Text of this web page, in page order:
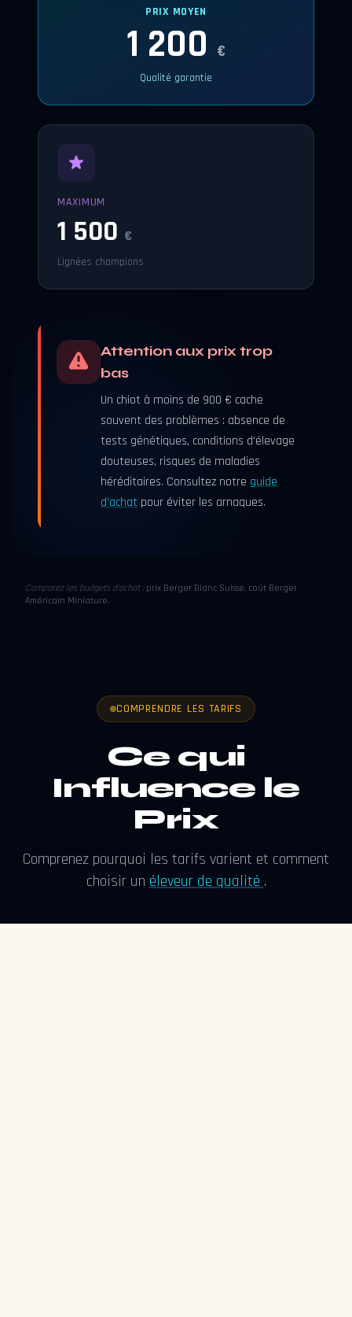
PRIX MOYEN
1 200 €
Qualité garantie
MAXIMUM
1 500 €
Lignées champions
Attention aux prix trop
bas
Un chiot à moins de 900 € cache
souvent des problèmes : absence de
tests génétiques, conditions d'élevage
douteuses, risques de maladies
héréditaires. Consultez notre guide
d'achat pour éviter les arnaques.
Comparez les budgets d'achat : prix Berger Blanc Suisse, coût Berger
Américain Miniature.
COMPRENDRE LES TARIFS
Ce qui
Influence le
Prix
Comprenez pourquoi les tarifs varient et comment
choisir un éleveur de qualité .